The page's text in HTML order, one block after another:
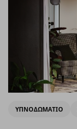
ΥΠΝΟΔΩΜΑΤΙΟ